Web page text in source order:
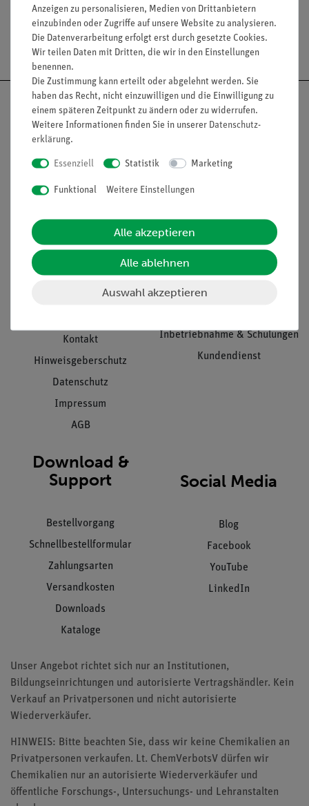
Versandkostenfrei ab 300,- €
Unternehmen
Projekte und Lösungen
Kontakt
Hinweisgeberschutz
Datenschutz
Impressum
AGB
Übersicht Service
Beratung & Showroom
Inventarisierungs- &
Inbetriebnahme & Schulungen
Kundendienst
Download &
Support
Bestellvorgang
Schnellbestellformular
Zahlungsarten
Versandkosten
Downloads
Kataloge
Social Media
Blog
Facebook
YouTube
LinkedIn
Unser Angebot richtet sich nur an Institutionen,
Bildungseinrichtungen und autorisierte Vertragshändler. Kein
Verkauf an Privatpersonen und nicht autorisierte
Wiederverkäufer.
HINWEIS: Bitte beachten Sie, dass wir keine Chemikalien an
Privatpersonen verkaufen. Lt. ChemVerbotsV dürfen wir
Chemikalien nur an autorisierte Wiederverkäufer und
öffentliche Forschungs-, Untersuchungs- und Lehranstalten
Anzeigen zu personalisieren, Medien von Drittanbietern
einzubinden oder Zugriffe auf unsere Website zu analysieren.
Die Datenverarbeitung erfolgt erst durch gesetzte Cookies.
Wir teilen Daten mit Dritten, die wir in den Einstellungen
benennen.
Die Zustimmung kann erteilt oder abgelehnt werden. Sie
haben das Recht, nicht einzuwilligen und die Einwilligung zu
einem späteren Zeitpunkt zu ändern oder zu widerrufen.
Weitere Informationen finden Sie in unserer Daten­schutz­
erklärung.
Essenziell Statistik Marketing
Funktional Weitere Einstellungen
Alle akzeptieren
Alle ablehnen
Auswahl akzeptieren